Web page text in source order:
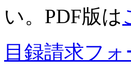
い。PDF版は
目録請求フォ